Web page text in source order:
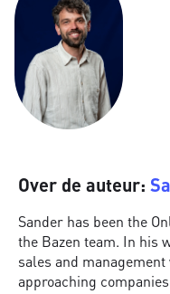
Over de auteur:
Sander has been the
the Bazen team. In his
sales and
approaching